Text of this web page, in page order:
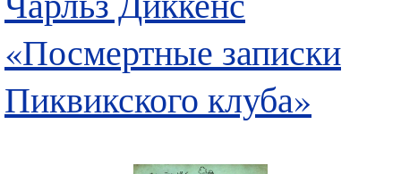
«Посмертные записки
Пиквикского клуба»